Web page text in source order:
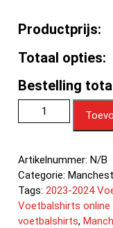
Productprijs:
Totaal opties:
Bestelling
Artikelnummer:N/B
Categorie:
Tags:2023-2024
Voetbalshirts online
voetbalshirts,